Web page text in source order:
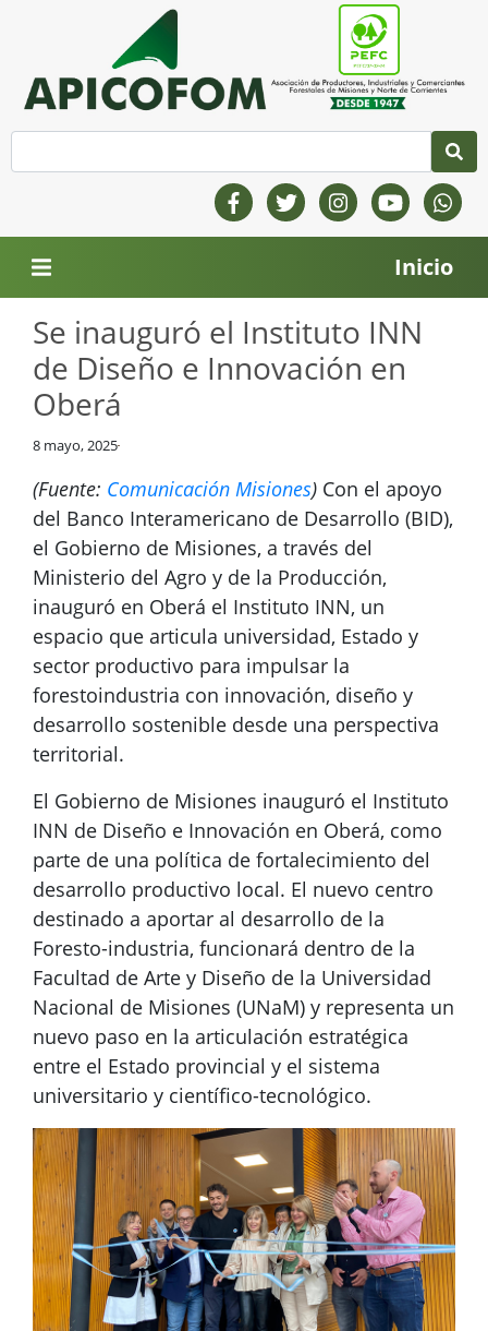
Inicio
Se inauguró el Instituto INN
de Diseño e Innovación en
Oberá
8 mayo, 2025
(Fuente: Comunicación Misiones) Con el apoyo
del Banco Interamericano de Desarrollo (BID),
el Gobierno de Misiones, a través del
Ministerio del Agro y de la Producción,
inauguró en Oberá el Instituto INN, un
espacio que articula universidad, Estado y
sector productivo para impulsar la
forestoindustria con innovación, diseño y
desarrollo sostenible desde una perspectiva
territorial.
El Gobierno de Misiones inauguró el Instituto
INN de Diseño e Innovación en Oberá, como
parte de una política de fortalecimiento del
desarrollo productivo local. El nuevo centro
destinado a aportar al desarrollo de la
Foresto-industria, funcionará dentro de la
Facultad de Arte y Diseño de la Universidad
Nacional de Misiones (UNaM) y representa un
nuevo paso en la articulación estratégica
entre el Estado provincial y el sistema
universitario y científico-tecnológico.